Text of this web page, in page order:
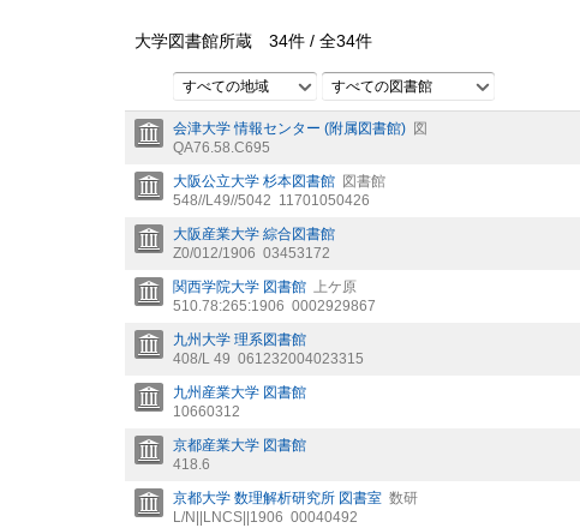
大学図書館所蔵 34件 / 全34件
すべての地域 すべての図書館
会津大学 情報センター (附属図書館) 図
QA76.58.C695
大阪公立大学 杉本図書館 図書館
548//L49//5042 11701050426
大阪産業大学 綜合図書館
Z0/012/1906 03453172
関西学院大学 図書館 上ケ原
510.78:265:1906 0002929867
九州大学 理系図書館
408/L 49 061232004023315
九州産業大学 図書館
10660312
京都産業大学 図書館
418.6
京都大学 数理解析研究所 図書室 数研
L/N||LNCS||1906 00040492